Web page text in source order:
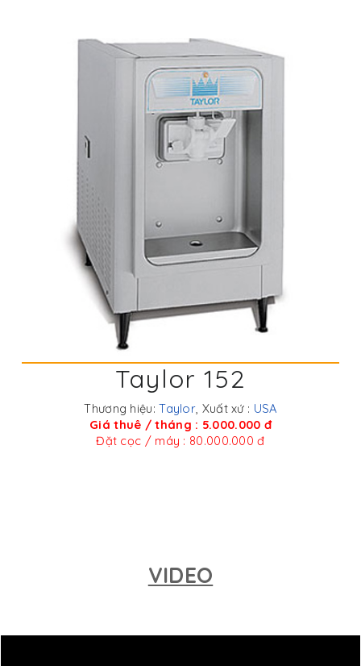
Taylor 152
Thương hiệu:Taylor, Xuất xứ : USA
Giá thuê / tháng : 5.000.000 đ
Đặt cọc / máy : 80.000.000 đ
VIDEO